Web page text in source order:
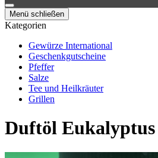
Menü schließen
Kategorien
Gewürze International
Geschenkgutscheine
Pfeffer
Salze
Tee und Heilkräuter
Grillen
Duftöl